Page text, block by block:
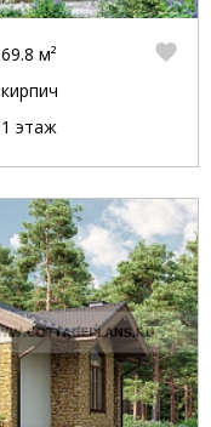
69.8 м²
кирпич
1 этаж